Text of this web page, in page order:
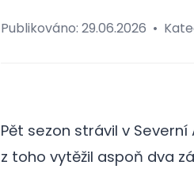
Publikováno: 29.06.2026 •
Pět sezon strávil v
z toho vytěžil aspoň dva